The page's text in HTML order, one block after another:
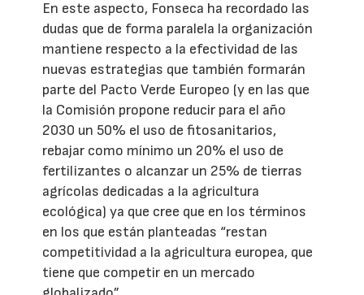
En este aspecto, Fonseca ha recordado las
dudas que de forma paralela la organización
mantiene respecto a la efectividad de las
nuevas estrategias que también formarán
parte del Pacto Verde Europeo (y en las que
la Comisión propone reducir para el año
2030 un 50% el uso de fitosanitarios,
rebajar como mínimo un 20% el uso de
fertilizantes o alcanzar un 25% de tierras
agrícolas dedicadas a la agricultura
ecológica) ya que cree que en los términos
en los que están planteadas “restan
competitividad a la agricultura europea, que
tiene que competir en un mercado